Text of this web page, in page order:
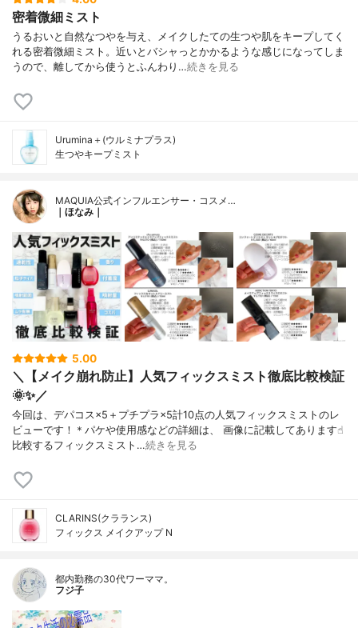
密着微細ミスト
うるおいと自然なつやを与え、メイクしたての生つや肌をキープしてく
れる密着微細ミスト。近いとバシャっとかかるような感じになってしま
うので、離してから使うとふんわり…続きを見る
Urumina＋(ウルミナプラス)
生つやキープミスト
MAQUIA公式インフルエンサー・コスメ…
｜ほなみ｜
5.00
＼【メイク崩れ防止】人気フィックスミスト徹底比較検証
🌞✨／
今回は、デパコス×5＋プチプラ×5計10点の人気フィックスミストのレ
ビューです！＊パケや使用感などの詳細は、 画像に記載してあります☝︎
比較するフィックスミスト…続きを見る
CLARINS(クラランス)
フィックス メイクアップ N
都内勤務の30代ワーママ。
フジ子